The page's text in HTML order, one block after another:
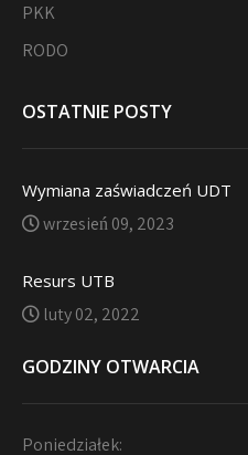
PKK
RODO
OSTATNIE POSTY
Wymiana zaświadczeń UDT
wrzesień 09, 2023
Resurs UTB
luty 02, 2022
GODZINY OTWARCIA
Poniedziałek: